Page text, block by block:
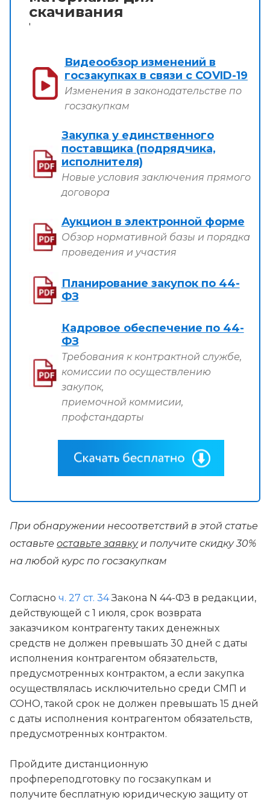
скачивания
'
Видеообзор изменений в
госзакупках в связи с COVID-19
Изменения в законодательстве по
госзакупкам
Закупка у единственного
поставщика (подрядчика,
исполнителя)
Новые условия заключения прямого
договора
Аукцион в электронной форме
Обзор нормативной базы и порядка
проведения и участия
Планирование закупок по 44-
ФЗ
Кадровое обеспечение по 44-
ФЗ
Требования к контрактной службе,
комиссии по осуществлению
закупок,
приемочной коммисии,
профстандарты
При обнаружении несоответствий в этой статье
оставьте оставьте заявкуи получите скидку 30%
на любой курс по госзакупкам
Согласно ч. 27 ст. 34Закона N 44-ФЗ в редакции,
действующей с 1 июля, срок возврата
заказчиком контрагенту таких денежных
средств не должен превышать 30 дней с даты
исполнения контрагентом обязательств,
предусмотренных контрактом, а если закупка
осуществлялась исключительно среди СМП и
СОНО, такой срок не должен превышать 15 дней
с даты исполнения контрагентом обязательств,
предусмотренных контрактом.
Пройдите дистанционную
профпереподготовку по госзакупкам и
получите бесплатную юридическую защиту от